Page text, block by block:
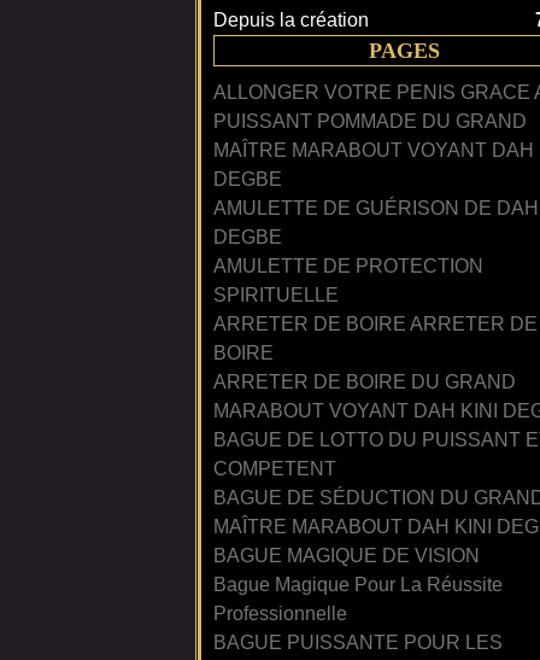
Depuis la création
PAGES
ALLONGER VOTRE PENIS GRACE
PUISSANT POMMADE DU GRAND
MAÎTRE MARABOUT VOYANT DAH
DEGBE
AMULETTE DE GUÉRISON DE DAH
DEGBE
AMULETTE DE PROTECTION
SPIRITUELLE
ARRETER DE BOIRE ARRETER DE
BOIRE
ARRETER DE BOIRE DU GRAND
MARABOUT VOYANT DAH KINI
BAGUE DE LOTTO DU PUISSANT
COMPETENT
BAGUE DE SÉDUCTION DU
MAÎTRE MARABOUT DAH KINI
BAGUE MAGIQUE DE VISION
Bague Magique Pour La Réussite
Professionnelle
BAGUE PUISSANTE POUR LES